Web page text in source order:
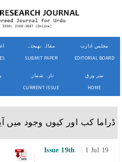
مقالہ بھیجئے
SUBMIT PAPER
مجلس ادارت
EDITORIAL BOARD
تازہ شمارہ
CURRENT ISSUE
سر ورق
HOME
ڈراما کب اور کیوں وجود میں
Issue 19th 1 Jul 19